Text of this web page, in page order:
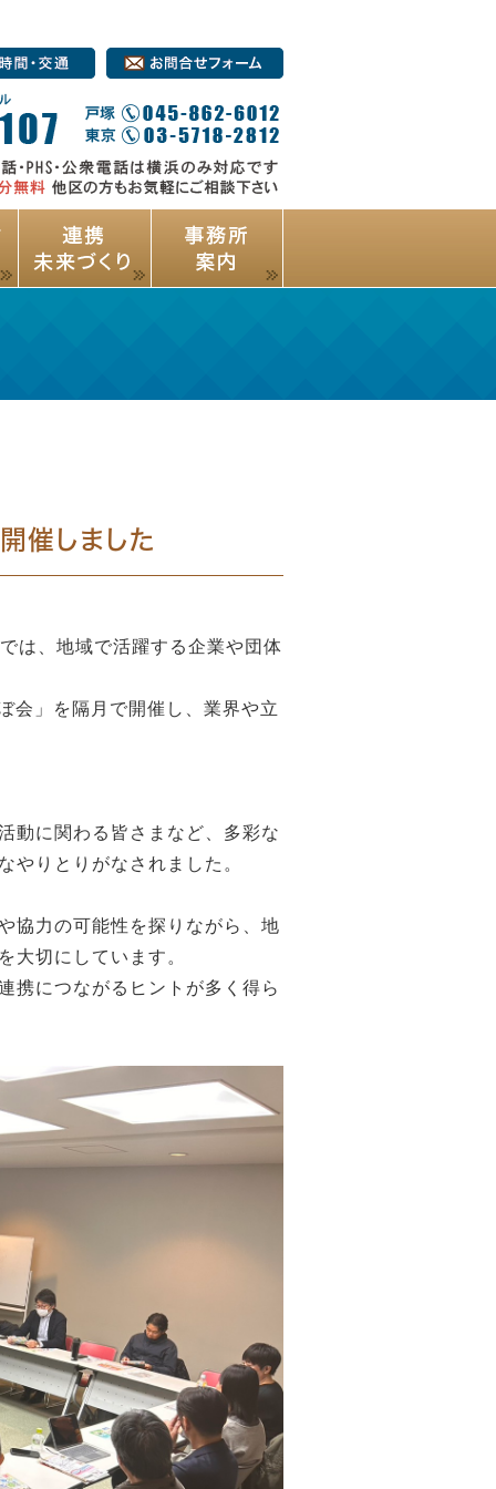
催しました
は、地域で活躍する企業や団体
会」を隔月で開催し、業界や立
動に関わる皆さまなど、多彩な
やりとりがなされました。
協力の可能性を探りながら、地
大切にしています。
携につながるヒントが多く得ら